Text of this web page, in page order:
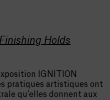
Finishing Holds
IGNITION
pratiques artistiques ont
qu’elles donnent aux